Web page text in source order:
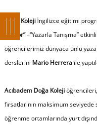
Doğa Kolejiİngilizce eğitimi
Author”–“Yazarla Tanışma”
öğrencilerimiz dünyaca ünlü
derslerini Mario Herreraile
Acıbadem Doğa Koleji
fırsatlarının maksimum
öğrenme ortamlarında yurt